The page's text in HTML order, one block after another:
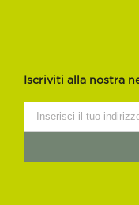
Iscriviti alla nostra